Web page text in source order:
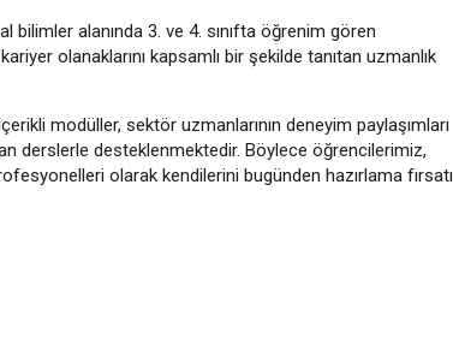
bilimler alanında 3. ve 4. sınıfta öğrenim gören
olanaklarını kapsamlı bir şekilde tanıtan uzmanlık
modüller, sektör uzmanlarının deneyim paylaşımları
derslerle desteklenmektedir. Böylece öğrencilerimiz,
olarak kendilerini bugünden hazırlama fırsatı